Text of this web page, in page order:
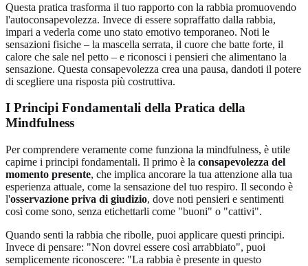
Questa pratica trasforma il tuo rapporto con la rabbia promuovendo
l'autoconsapevolezza. Invece di essere sopraffatto dalla rabbia,
impari a vederla come uno stato emotivo temporaneo. Noti le
sensazioni fisiche – la mascella serrata, il cuore che batte forte, il
calore che sale nel petto – e riconosci i pensieri che alimentano la
sensazione. Questa consapevolezza crea una pausa, dandoti il potere
di scegliere una risposta più costruttiva.
I Principi Fondamentali della Pratica della
Mindfulness
Per comprendere veramente come funziona la mindfulness, è utile
capirne i principi fondamentali. Il primo è la consapevolezza del
momento presente, che implica ancorare la tua attenzione alla tua
esperienza attuale, come la sensazione del tuo respiro. Il secondo è
l'osservazione priva di giudizio, dove noti pensieri e sentimenti
così come sono, senza etichettarli come "buoni" o "cattivi".
Quando senti la rabbia che ribolle, puoi applicare questi principi.
Invece di pensare: "Non dovrei essere così arrabbiato", puoi
semplicemente riconoscere: "La rabbia è presente in questo